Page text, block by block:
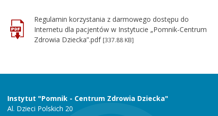
Regulamin korzystania z darmowego dostępu do
Internetu dla pacjentów w Instytucie „Pomnik-Centrum
Zdrowia Dziecka”.pdf [337.88 KB]
Instytut "Pomnik - Centrum Zdrowia Dziecka"
Al. Dzieci Polskich 20